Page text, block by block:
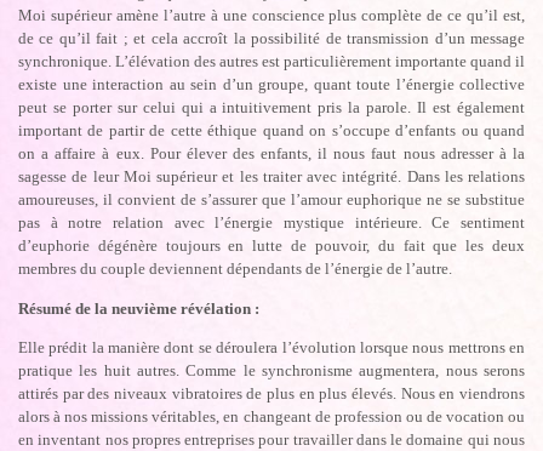
Moi supérieur amène l’autre à une conscience plus complète de ce qu’il est,
de ce qu’il fait ; et cela accroît la possibilité de transmission d’un message
synchronique. L’élévation des autres est particulièrement importante quand il
existe une interaction au sein d’un groupe, quant toute l’énergie collective
peut se porter sur celui qui a intuitivement pris la parole. Il est également
important de partir de cette éthique quand on s’occupe d’enfants ou quand
on a affaire à eux. Pour élever des enfants, il nous faut nous adresser à la
sagesse de leur Moi supérieur et les traiter avec intégrité. Dans les relations
amoureuses, il convient de s’assurer que l’amour euphorique ne se substitue
pas à notre relation avec l’énergie mystique intérieure. Ce sentiment
d’euphorie dégénère toujours en lutte de pouvoir, du fait que les deux
membres du couple deviennent dépendants de l’énergie de l’autre.
Résumé de la neuvième révélation :
Elle prédit la manière dont se déroulera l’évolution lorsque nous mettrons en
pratique les huit autres. Comme le synchronisme augmentera, nous serons
attirés par des niveaux vibratoires de plus en plus élevés. Nous en viendrons
alors à nos missions véritables, en changeant de profession ou de vocation ou
en inventant nos propres entreprises pour travailler dans le domaine qui nous